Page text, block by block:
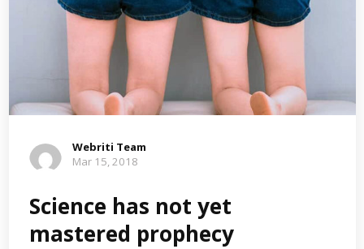
Webriti Team
Mar 15, 2018
Science has not yet
mastered prophecy